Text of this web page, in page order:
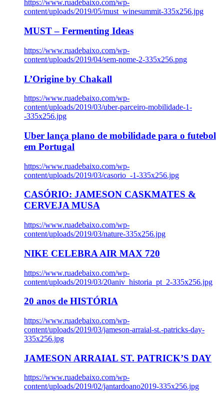
https://www.ruadebaixo.com/wp-
content/uploads/2019/05/must_winesummit-335x256.jpg
MUST – Fermenting Ideas
https://www.ruadebaixo.com/wp-
content/uploads/2019/04/sem-nome-2-335x256.png
L’Origine by Chakall
https://www.ruadebaixo.com/wp-
content/uploads/2019/03/uber-parceiro-mobilidade-1-
-335x256.jpg
Uber lança plano de mobilidade para o futebol
em Portugal
https://www.ruadebaixo.com/wp-
content/uploads/2019/03/casorio_-1-335x256.jpg
CASÓRIO: JAMESON CASKMATES &
CERVEJA MUSA
https://www.ruadebaixo.com/wp-
content/uploads/2019/03/nature-335x256.jpg
NIKE CELEBRA AIR MAX 720
https://www.ruadebaixo.com/wp-
content/uploads/2019/03/20aniv_historia_pt_2-335x256.jpg
20 anos de HISTÓRIA
https://www.ruadebaixo.com/wp-
content/uploads/2019/03/jameson-arraial-st.-patricks-day-
335x256.jpg
JAMESON ARRAIAL ST. PATRICK’S DAY
https://www.ruadebaixo.com/wp-
content/uploads/2019/02/jantardoano2019-335x256.jpg